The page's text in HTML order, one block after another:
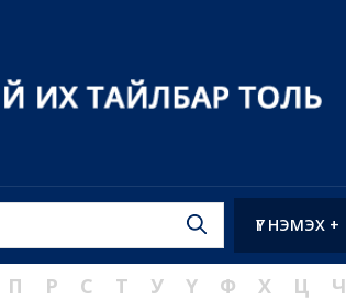
ҮГ НЭМЭХ +
П Р С Т У Ү Ф Х Ц Ч